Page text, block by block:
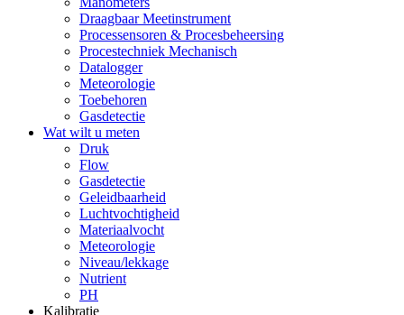
Draagbaar Meetinstrument
Processensoren & Procesbeheersing
Procestechniek Mechanisch
Datalogger
Meteorologie
Toebehoren
Gasdetectie
Wat wilt u meten
Druk
Flow
Gasdetectie
Geleidbaarheid
Luchtvochtigheid
Materiaalvocht
Meteorologie
Niveau/lekkage
Nutrient
PH
Kalibratie